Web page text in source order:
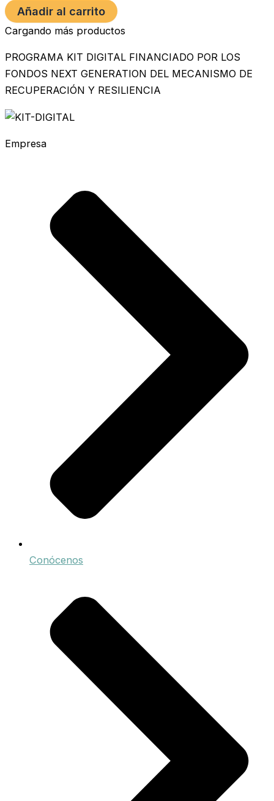
Añadir al carrito
Cargando más productos
PROGRAMA KIT DIGITAL FINANCIADO POR LOS
FONDOS NEXT GENERATION DEL MECANISMO DE
RECUPERACIÓN Y RESILIENCIA
Empresa
Conócenos